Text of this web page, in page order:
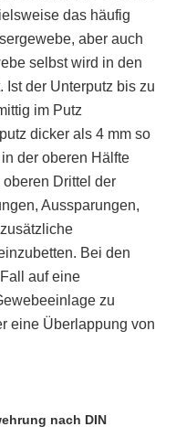
das häufig
aber auch
selbst wird in den
Ist der Unterputz bis zu
im Putz
dicker als 4 mm so
der oberen Hälfte
Drittel der
Aussparungen,
Bei den
auf eine
zu
eine Überlappung von
nach DIN